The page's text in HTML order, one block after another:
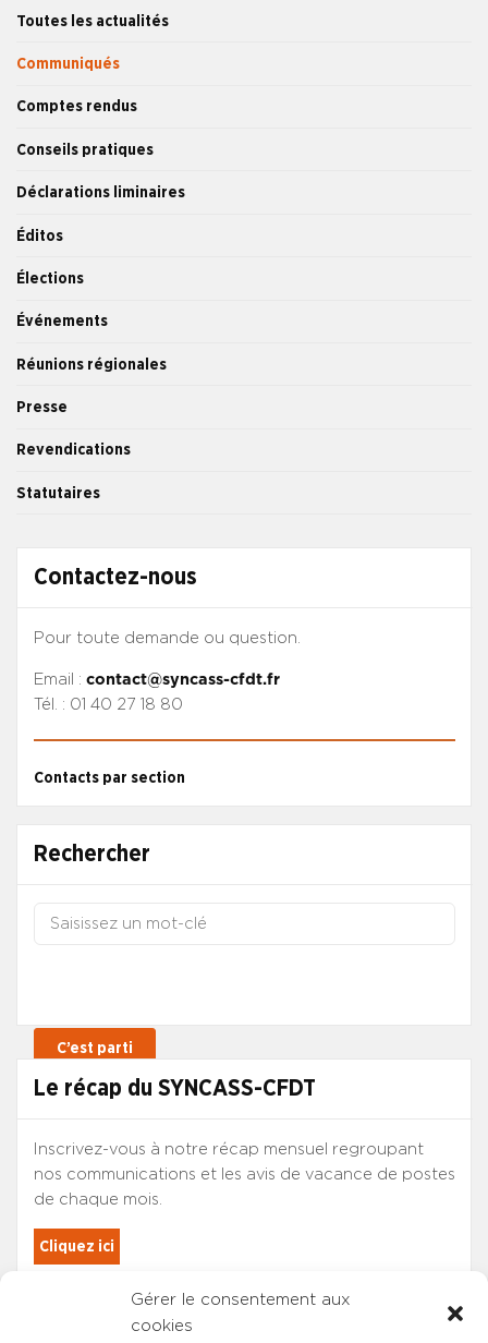
Gérer le consentement aux
cookies
Toutes les actualités
Communiqués
Comptes rendus
Conseils pratiques
Déclarations liminaires
Éditos
Élections
Événements
Réunions régionales
Presse
Revendications
Statutaires
Contactez-nous
Pour toute demande ou question.
Email : contact@syncass-cfdt.fr
Tél. : 01 40 27 18 80
Contacts par section
Rechercher
Le récap du SYNCASS-CFDT
Inscrivez-vous à notre récap mensuel regroupant
nos communications et les avis de vacance de postes
de chaque mois.
Cliquez ici
Les adhérents du SYNCASS-CFDT
sont automatiquement inscrits.